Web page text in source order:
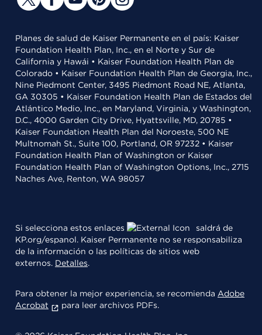
Planes de salud de Kaiser Permanente en el país: Kaiser
Foundation Health Plan, Inc., en el Norte y Sur de
California y Hawái • Kaiser Foundation Health Plan de
Colorado • Kaiser Foundation Health Plan de Georgia, Inc.,
Nine Piedmont Center, 3495 Piedmont Road NE, Atlanta,
GA 30305 • Kaiser Foundation Health Plan de Estados del
Atlántico Medio, Inc., en Maryland, Virginia, y Washington,
D.C., 4000 Garden City Drive, Hyattsville, MD, 20785 •
Kaiser Foundation Health Plan del Noroeste, 500 NE
Multnomah St., Suite 100, Portland, OR 97232 • Kaiser
Foundation Health Plan of Washington or Kaiser
Foundation Health Plan of Washington Options, Inc., 2715
Naches Ave, Renton, WA 98057
Si selecciona estos enlaces
saldrá de
KP.org/espanol. Kaiser Permanente no se responsabiliza
de la información o las políticas de sitios web
externos. Detalles.
Para obtener la mejor experiencia, se recomienda Adobe
Acrobat
para leer archivos PDFs.